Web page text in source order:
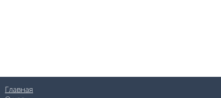
Главная